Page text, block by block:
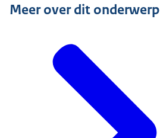
Meer over dit onderwerp